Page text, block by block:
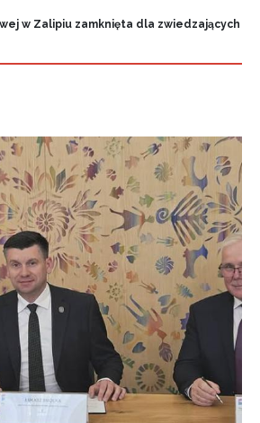
w Zalipiu zamknięta dla zwiedzających